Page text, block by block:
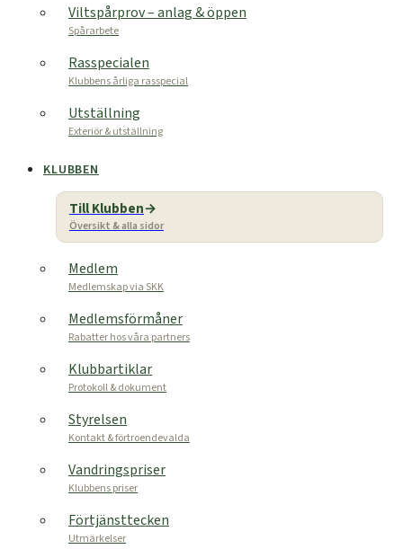
Viltspårprov – anlag & öppen
Spårarbete
Rasspecialen
Klubbens årliga rasspecial
Utställning
Exteriör & utställning
KLUBBEN
Till Klubben
Översikt & alla sidor
Medlem
Medlemskap via SKK
Medlemsförmåner
Rabatter hos våra partners
Klubbartiklar
Protokoll & dokument
Styrelsen
Kontakt & förtroendevalda
Vandringspriser
Klubbens priser
Förtjänsttecken
Utmärkelser